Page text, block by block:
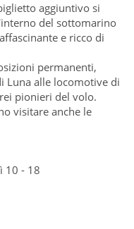
aggiuntivo si
del sottomarino
e ricco di
permanenti,
Luna alle locomotive di
pionieri del volo.
visitare anche le
10 - 18